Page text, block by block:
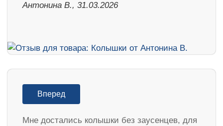
Антонина В., 31.03.2026
Вперед
Мне достались колышки без заусенцев, для